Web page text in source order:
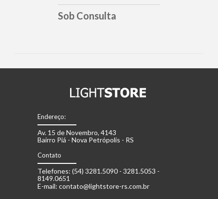
Sob Consulta
Endereço:
Av. 15 de Novembro, 4143
Bairro Piá - Nova Petrópolis - RS
Contato
Telefones: (54) 3281.5090 - 3281.5053 -
8149.0651
E-mail: contato@lightstore-rs.com.br